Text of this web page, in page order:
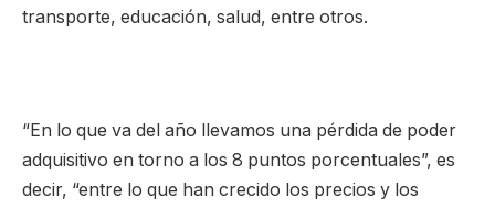
transporte, educación, salud, entre otros.
“En lo que va del año llevamos una pérdida de poder
adquisitivo en torno a los 8 puntos porcentuales”, es
decir, “entre lo que han crecido los precios y los